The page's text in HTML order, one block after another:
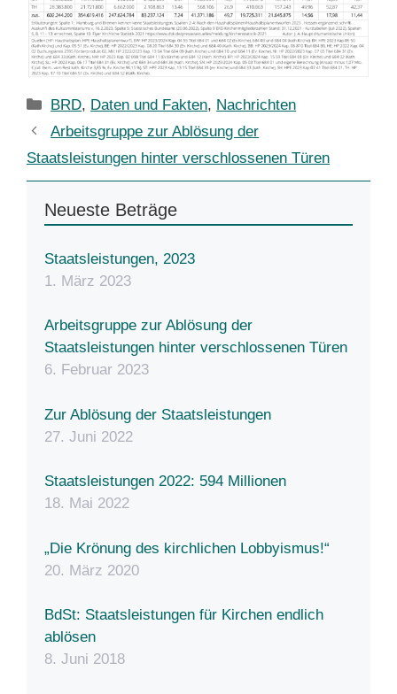
Kategorien
BRD, Daten und Fakten, Nachrichten
Arbeitsgruppe zur Ablösung der
Staatsleistungen hinter verschlossenen Türen
Neueste Beträge
Staatsleistungen, 2023
1. März 2023
Arbeitsgruppe zur Ablösung der
Staatsleistungen hinter verschlossenen Türen
6. Februar 2023
Zur Ablösung der Staatsleistungen
27. Juni 2022
Staatsleistungen 2022: 594 Millionen
18. Mai 2022
„Die Krönung des kirchlichen Lobbyismus!“
20. März 2020
BdSt: Staatsleistungen für Kirchen endlich
ablösen
8. Juni 2018